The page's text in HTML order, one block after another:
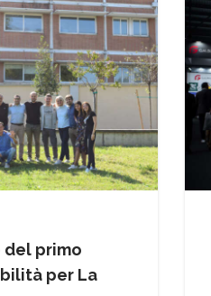
del primo
per La